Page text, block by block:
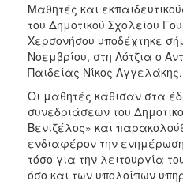
Μαθητές και
του Δημοτικού Σχολείου
Χερσονήσου υποδέχτηκε
Νοεμβρίου, στη Λότζια ο
Παιδείας Νίκος Αγγελάκης.
Οι μαθητές κάθισαν στα
συνεδριάσεων του
Βενιζέλος» και
ενδιαφέρον την
τόσο για την λειτουργία
όσο και των υπολοίπων